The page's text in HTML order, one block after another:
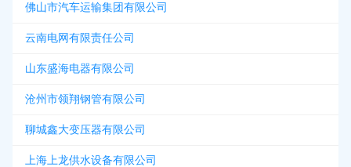
佛山市汽车运输集团有限公司
云南电网有限责任公司
山东盛海电器有限公司
沧州市领翔钢管有限公司
聊城鑫大变压器有限公司
上海上龙供水设备有限公司